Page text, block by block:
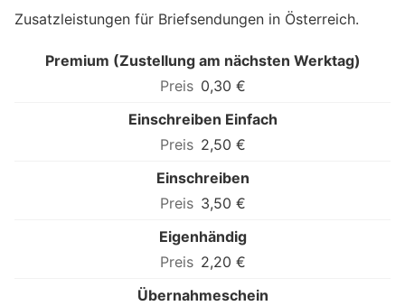
Zusatzleistungen für Briefsendungen in Österreich.
Premium (Zustellung am nächsten Werktag)
0,30 €
Einschreiben Einfach
2,50 €
Einschreiben
3,50 €
Eigenhändig
2,20 €
Übernahmeschein